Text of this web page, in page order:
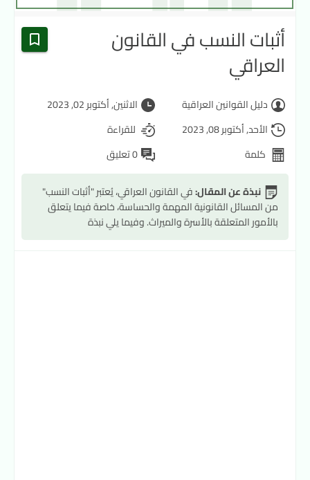
أثبات النسب في القانون
العراقي
دليل القوانين العراقية
الاثنين, أكتوبر 02, 2023
الأحد, أكتوبر 08, 2023
للقراءة
كلمة
0 تعليق
نبذة عن المقال:في القانون العراقي، يُعتبر "أثبات النسب"
من المسائل القانونية المهمة والحساسة، خاصة فيما يتعلق
بالأمور المتعلقة بالأسرة والميراث. وفيما يلي نبذة